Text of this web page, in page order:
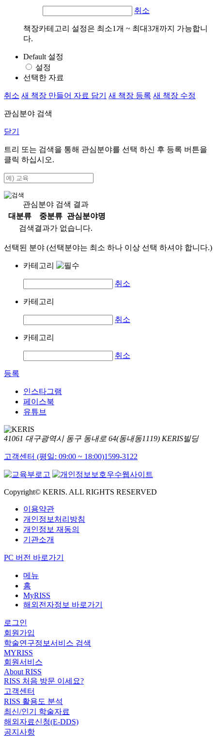
취소
책장카테고리 설정은 최소1개 ~ 최대3개까지 가능합니
다.
Default 설정
설정
선택한 자료
취소 새 책장 만들어 자료 담기 새 책장 등록 새 책장 수정
관심분야 검색
닫기
트리 또는 검색을 통해 관심분야를 선택 하신 후 등록 버튼을
클릭 하십시오.
관심분야 검색 결과
대분류
중분류
관심분야명
검색결과가 없습니다.
선택된 분야 (선택분야는 최소 하나 이상 선택 하셔야 합니다.)
카테고리
취소
카테고리
취소
카테고리
취소
등록
인스타그램
페이스북
유튜브
41061 대구광역시 동구 동내로 64(동내동1119) KERIS빌딩
고객센터 (평일: 09:00 ~ 18:00)1599-3122
Copyright© KERIS. ALL RIGHTS RESERVED
이용약관
개인정보처리방침
개인정보 재동의
기관소개
PC 버전 바로가기
메뉴
홈
MyRISS
해외전자정보 바로가기
로그인
회원가입
학술연구정보서비스 검색
MYRISS
회원서비스
About RISS
RISS 처음 방문 이세요?
고객센터
RISS 활용도 분석
최신/인기 학술자료
해외자료신청(E-DDS)
공지사항